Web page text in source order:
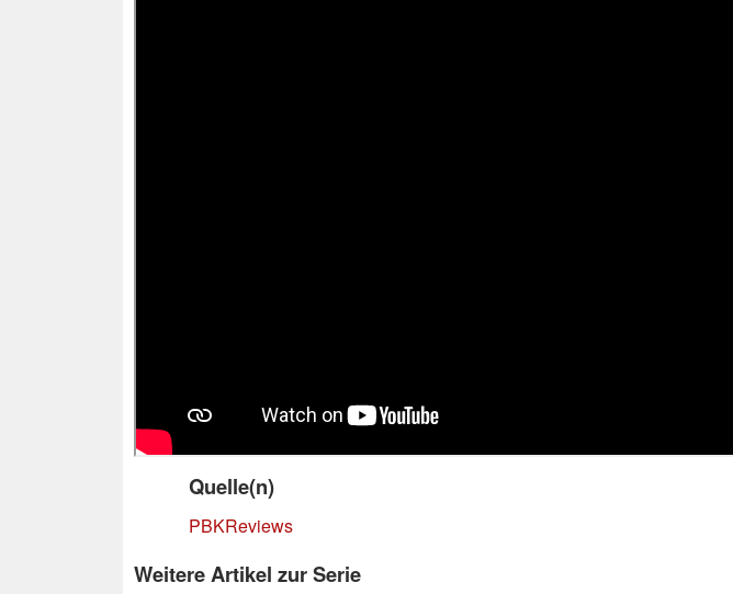
Quelle(n)
PBKReviews
Weitere Artikel zur Serie